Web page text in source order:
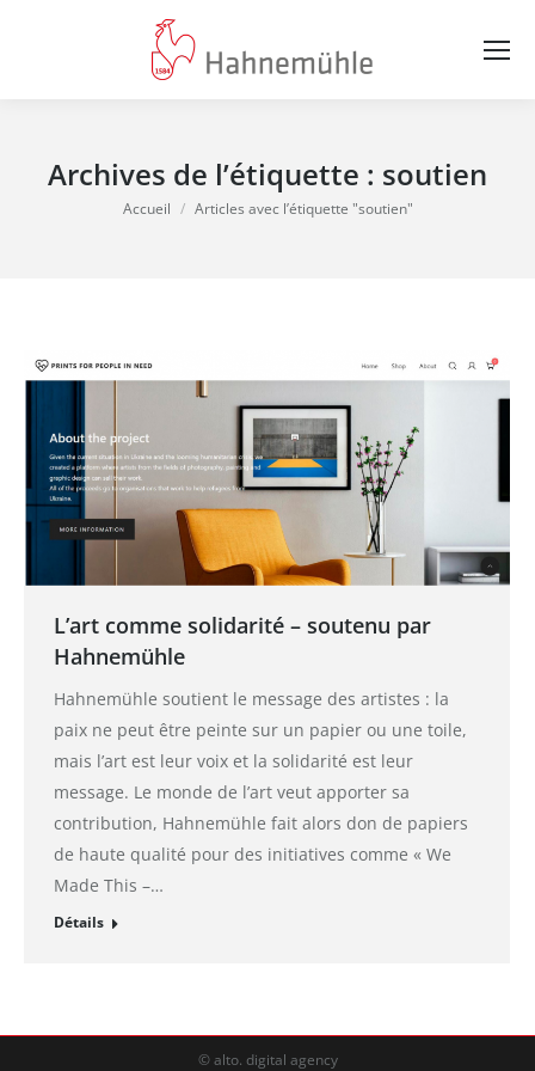
Archives de l’étiquette : soutien
Vous êtes ici :
Accueil Articles avec l’étiquette "soutien"
L’art comme solidarité – soutenu par
Hahnemühle
Hahnemühle soutient le message des artistes : la
paix ne peut être peinte sur un papier ou une toile,
mais l’art est leur voix et la solidarité est leur
message. Le monde de l’art veut apporter sa
contribution, Hahnemühle fait alors don de papiers
de haute qualité pour des initiatives comme « We
Made This –…
Détails
© alto. digital agency